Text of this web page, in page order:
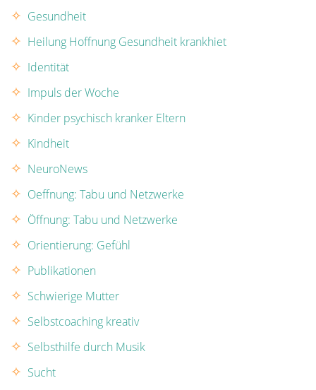
Gesundheit
Heilung Hoffnung Gesundheit krankhiet
Identität
Impuls der Woche
Kinder psychisch kranker Eltern
Kindheit
NeuroNews
Oeffnung: Tabu und Netzwerke
Öffnung: Tabu und Netzwerke
Orientierung: Gefühl
Publikationen
Schwierige Mutter
Selbstcoaching kreativ
Selbsthilfe durch Musik
Sucht